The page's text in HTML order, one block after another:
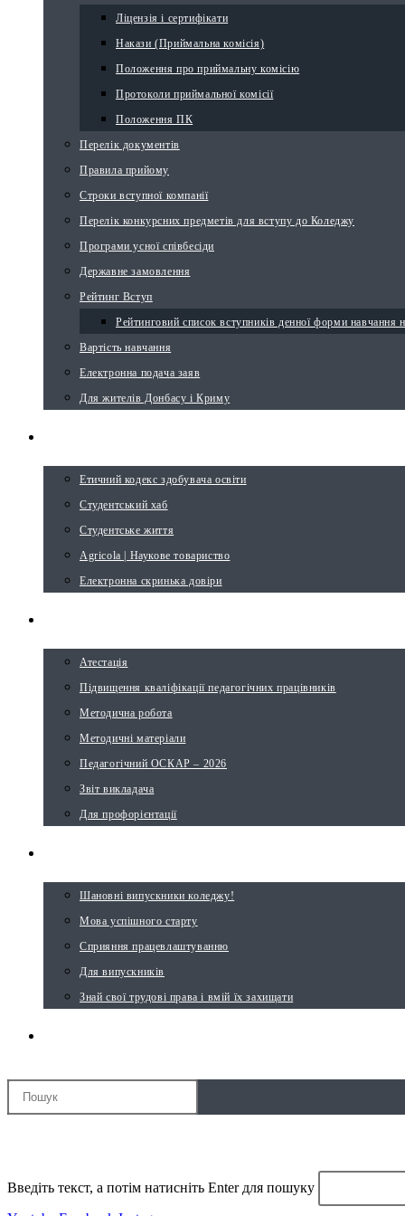
Ліцензія і сертифікати
Накази (Приймальна комісія)
Положення про приймальну комісію
Протоколи приймальної комісії
Положення ПК
Перелік документів
Правила прийому
Строки вступної компанії
Перелік конкурсних предметів для вступу до Коледжу
Програми усної співбесіди
Державне замовлення
Рейтинг Вступ
Рейтинговий список вступників денної форми навчання
Вартість навчання
Електронна подача заяв
Для жителів Донбасу і Криму
Етичний кодекс здобувача освіти
Студентський хаб
Студентське життя
Agricola | Наукове товариство
Електронна скринька довіри
Атестація
Підвищення кваліфікації педагогічних працівників
Методична робота
Методичні матеріали
Педагогічний ОСКАР – 2026
Звіт викладача
Для профорієнтації
Шановні випускники коледжу!
Мова успішного старту
Сприяння працевлаштуванню
Для випускників
Знай свої трудові права і вмій їх захищати
Введіть текст, а потім натисніть Enter для пошуку